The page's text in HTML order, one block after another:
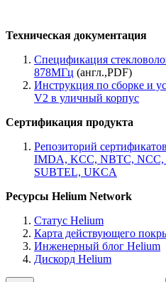
Техническая документация
Спецификация
878МГц (англ.,PDF)
Инструкция по сборке и
V2 в уличный корпус
Сертификация продукта
Репозиторий
IMDA, KCC, NBTC,
SUBTEL, UKCA
Ресурсы Helium Network
Статус Helium
Карта действующего
Инженерный блог Helium
Дискорд Helium